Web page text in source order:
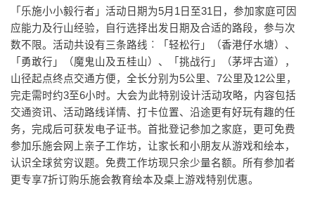
「乐施小小毅行者」活动日期为5月1日至31日，参加家庭可因
应能力及行山经验，自行选择出发日期及合适的路段，参与次
数不限。活动共设有三条路线︰「轻松行」（香港仔水塘）、
「勇敢行」（魔鬼山及五桂山）、「挑战行」（茅坪古道），
山径起点终点交通方便，全长分别为5公里、7公里及12公里，
完走需时约3至6小时。大会为此特别设计活动攻略，内容包括
交通资讯、活动路线详情、打卡位置、沿途更有好玩有趣的任
务，完成后可获发电子证书。首批登记参加之家庭，更可免费
参加乐施会网上亲子工作坊，让家长和小朋友从游戏和绘本，
认识全球贫穷议题。免费工作坊现只余少量名额。所有参加者
更专享7折订购乐施会教育绘本及桌上游戏特别优惠。